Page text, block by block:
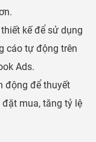
kế để sử dụng
cáo tự động trên
Ads.
động để thuyết
mua, tăng tỷ lệ